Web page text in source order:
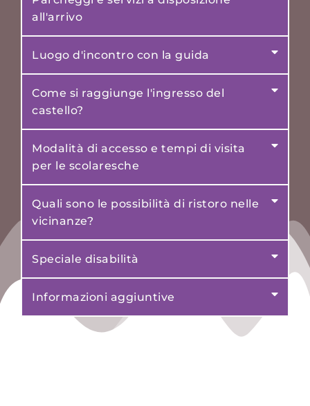
all'arrivo
Luogo d'incontro con la guida
Come si raggiunge l'ingresso del
castello?
Modalità di accesso e tempi di visita
per le scolaresche
Quali sono le possibilità di ristoro nelle
vicinanze?
Speciale disabilità
Informazioni aggiuntive